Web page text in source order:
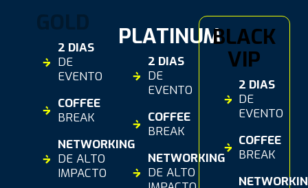
GOLD
2 DIAS
DE
EVENTO
COFFEE
BREAK
NETWORKING
DE ALTO
IMPACTO
PLATINUM
2 DIAS
DE
EVENTO
COFFEE
BREAK
NETWORKING
DE ALTO
BLACK
VIP
2 DIAS
DE
EVENTO
COFFEE
BREAK